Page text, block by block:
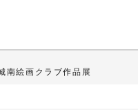
南絵画クラブ作品展